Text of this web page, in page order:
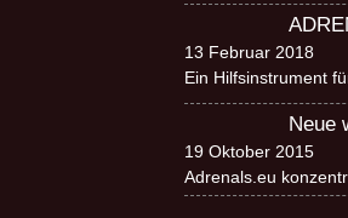
13 Februar 2018
Ein Hilfsinstrument
Neue
19 Oktober 2015
Adrenals.eu